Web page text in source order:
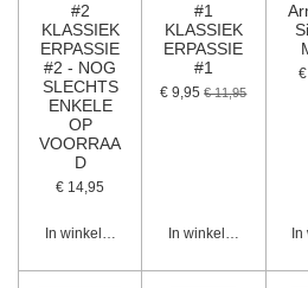
#2
KLASSIEK
ERPASSIE
#2 - NOG
SLECHTS
ENKELE
OP
VOORRAA
D
€ 14,95
In winkelwagen
#1
KLASSIEK
ERPASSIE
#1
€ 9,95 € 11,95
In winkelwagen